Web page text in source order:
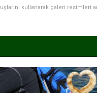
kullanarak galeri resimleri